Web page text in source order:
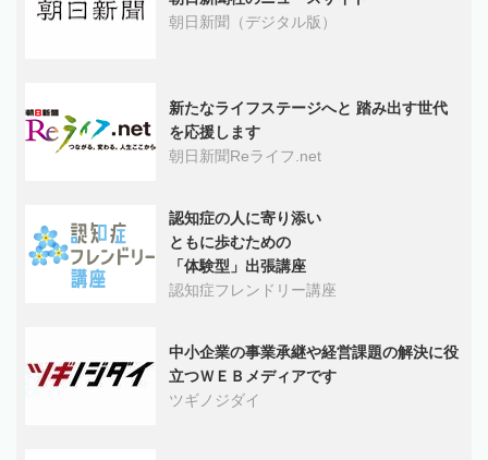
朝日新聞（デジタル版）
新たなライフステージへと 踏み出す世代
を応援します
朝日新聞Reライフ.net
認知症の人に寄り添い
ともに歩むための
「体験型」出張講座
認知症フレンドリー講座
中小企業の事業承継や経営課題の解決に役
立つＷＥＢメディアです
ツギノジダイ